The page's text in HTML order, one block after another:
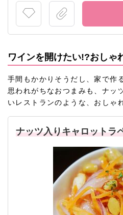
ワインを開けたい!?おしゃ
手間もかかりそうだし、家で作
思われがちなおつまみも、ナッ
いレストランのような、おしゃ
ナッツ入りキャロットラ